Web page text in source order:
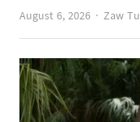
August 6, 2026
Author
Zaw